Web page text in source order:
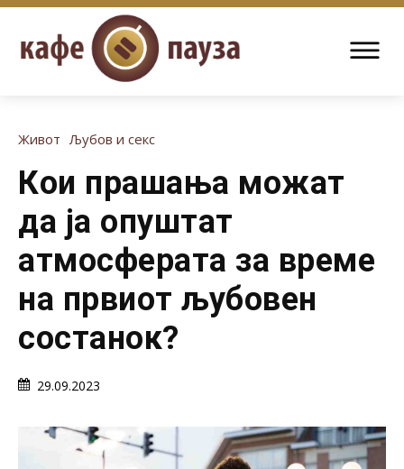
Живот Љубов и секс
Кои прашања можат
да ја опуштат
атмосферата за време
на првиот љубовен
состанок?
29.09.2023